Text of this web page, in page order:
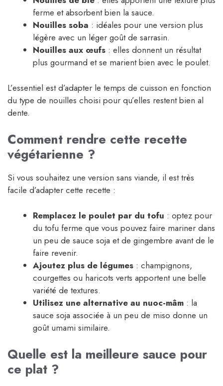
ferme et absorbent bien la sauce.
Nouilles soba : idéales pour une version plus
légère avec un léger goût de sarrasin.
Nouilles aux œufs : elles donnent un résultat
plus gourmand et se marient bien avec le poulet.
L’essentiel est d’adapter le temps de cuisson en fonction
du type de nouilles choisi pour qu’elles restent bien al
dente.
Comment rendre cette recette
végétarienne ?
Si vous souhaitez une version sans viande, il est très
facile d’adapter cette recette :
Remplacez le poulet par du tofu : optez pour
du tofu ferme que vous pouvez faire mariner dans
un peu de sauce soja et de gingembre avant de le
faire revenir.
Ajoutez plus de légumes : champignons,
courgettes ou haricots verts apportent une belle
variété de textures.
Utilisez une alternative au nuoc-mâm : la
sauce soja associée à un peu de miso donne un
goût umami similaire.
Quelle est la meilleure sauce pour
ce plat ?